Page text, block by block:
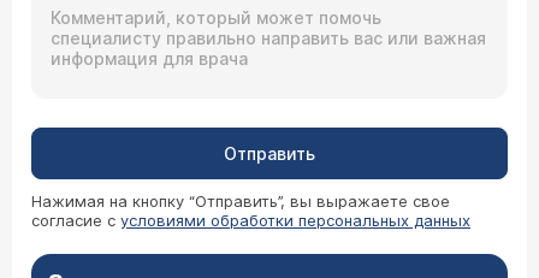
Отправить
Нажимая на кнопку “Отправить”, вы выражаете свое
согласие с условиями обработки персональных данных